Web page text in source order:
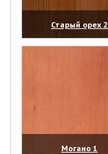
Старый орех 2
(увеличить)
Могано 1